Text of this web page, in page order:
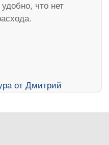
что нет